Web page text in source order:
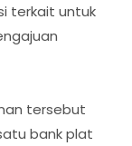
terkait untuk
tersebut
bank plat